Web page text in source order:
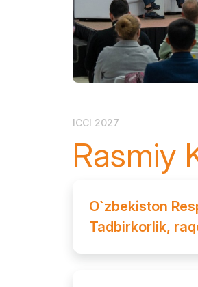
ICCI 2027
Rasmiy
O`zbekiston
Tadbirkorlik,